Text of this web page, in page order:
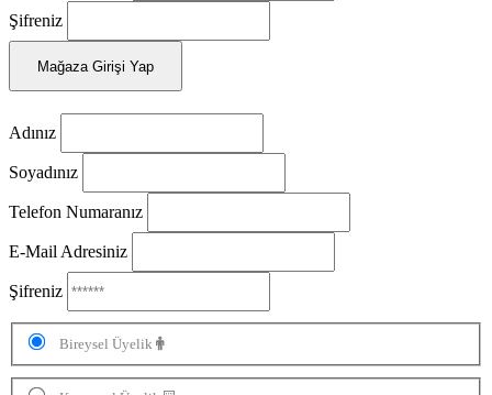
Şifreniz
Mağaza Girişi Yap
Adınız
Soyadınız
Telefon Numaranız
E-Mail Adresiniz
Şifreniz
Bireysel Üyelik